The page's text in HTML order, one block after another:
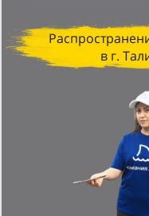
в г.